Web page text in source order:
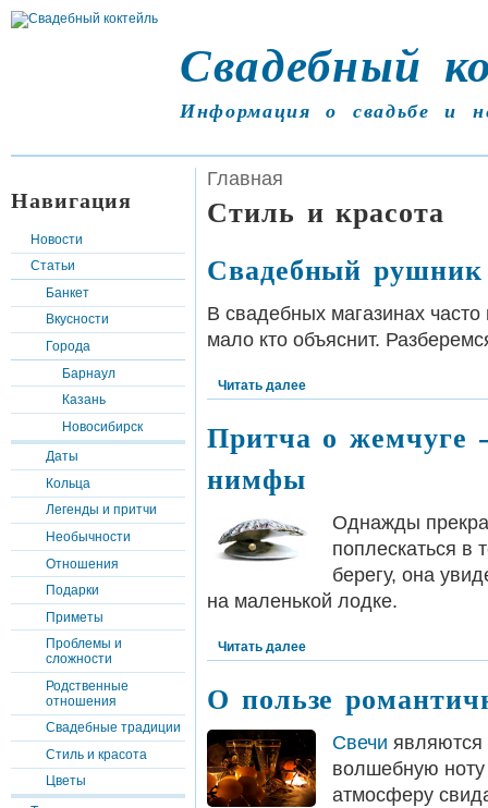
Свадебный
Информация о свадьбе и
Навигация
Новости
Статьи
Банкет
Вкусности
Города
Барнаул
Казань
Новосибирск
Даты
Кольца
Легенды и притчи
Необычности
Отношения
Подарки
Приметы
Проблемы и
сложности
Родственные
отношения
Свадебные традиции
Стиль и красота
Цветы
Главная
Стиль и красота
Свадебный рушник
В свадебных магазинах
мало кто объяснит.
Читать далее
Притча о жемчуге
нимфы
Однажды
поплескаться в
берегу, она
на маленькой лодке.
Читать далее
О пользе
Свечи являются
волшебную
атмосферу